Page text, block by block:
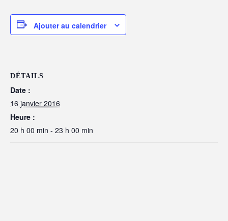
Ajouter au calendrier
DÉTAILS
Date :
16 janvier 2016
Heure :
20 h 00 min - 23 h 00 min